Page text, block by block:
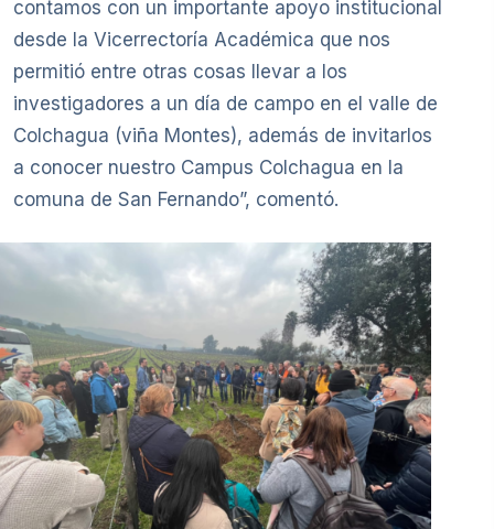
contamos con un importante apoyo institucional
desde la Vicerrectoría Académica que nos
permitió entre otras cosas llevar a los
investigadores a un día de campo en el valle de
Colchagua (viña Montes), además de invitarlos
a conocer nuestro Campus Colchagua en la
comuna de San Fernando”, comentó.